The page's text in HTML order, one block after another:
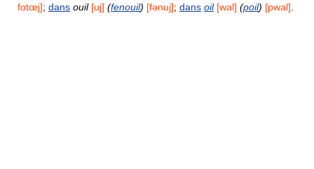
fotœj]; dans ouil [uj] (fenouil) [fənuj]; dans oil [wal] (poil) [pwal]